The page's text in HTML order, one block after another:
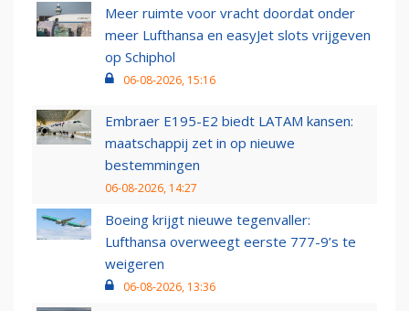
Meer ruimte voor vracht doordat onder
meer Lufthansa en easyJet slots vrijgeven
op Schiphol
06-08-2026, 15:16
Embraer E195-E2 biedt LATAM kansen:
maatschappij zet in op nieuwe
bestemmingen
06-08-2026, 14:27
Boeing krijgt nieuwe tegenvaller:
Lufthansa overweegt eerste 777-9’s te
weigeren
06-08-2026, 13:36